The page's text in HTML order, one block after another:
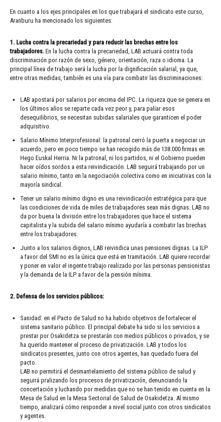
En cuanto a los ejes principales en los que trabajará el sindicato este curso,
Aranburu ha mencionado los siguientes:
1. Lucha contra la precariedad y para reducir las brechas entre los
trabajadores. En la lucha contra la precariedad, LAB actuará contra toda
discriminación por razón de sexo, género, orientación, raza o idioma. La
principal línea de trabajo será la lucha por la dignificación salarial, ya que,
entre otras medidas, también es una vía para combatir las discriminaciones:
LAB apostará por salarios por encima del IPC. La riqueza que se genera en
los últimos años se reparte cada vez peor y, para paliar esos
desequilibrios, se necesitan subidas salariales que garanticen el poder
adquisitivo.
Salario Mínimo Interprofesional: la patronal cerró la puerta a negociar un
acuerdo, pero en poco tiempo se han recogido más de 138.000 firmas en
Hego Euskal Herria. Ni la patronal, ni los partidos, ni el Gobierno pueden
hacer oídos sordos a esta reivindicación. LAB seguirá trabajando por un
salario mínimo, tanto en la negociación colectiva como en iniciativas con la
mayoría sindical.
Tener un salario mínimo digno es una reivindicación estratégica para que
las condiciones de vida de miles de trabajadores sean más dignas. LAB no
da por buena la división entre los trabajadores que hace el sistema
capitalista y la subida del salario mínimo ayudaría a combatir las brechas
entre los trabajadores.
Junto a los salarios dignos, LAB reivindica unas pensiones dignas. La ILP
a favor del SMI no es la única que está en tramitación. LAB quiere recordar
y poner en valor el ingente trabajo realizado por las personas pensionistas
y la demanda de la ILP a favor de la pensión mínima.
2. Defensa de los servicios públicos:
Sanidad: en el Pacto de Salud no ha habido objetivos de fortalecer el
sistema sanitario público. El principal debate ha sido si los servicios a
prestar por Osakidetza se prestarán con medios públicos o privados, y se
ha querido mantener el proceso de privatización. LAB y todos los
sindicatos presentes, junto con otros agentes, han quedado fuera del
pacto.
LAB no permitirá el desmantelamiento del sistema público de salud y
seguirá pralizando los procesos de privatización, denunciando la
concertación y luchando por medidas que no se han tenido en cuenta en la
Mesa de Salud en la Mesa Sectorial de Salud de Osakidetza. Al mismo
tiempo, analizará cómo responder a nivel social junto con otros sindicatos
y agentes.